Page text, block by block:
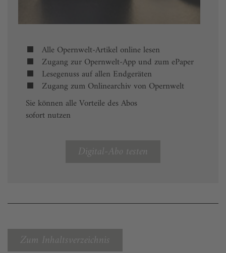
Alle Opernwelt-Artikel online lesen
Zugang zur Opernwelt-App und zum ePaper
Lesegenuss auf allen Endgeräten
Zugang zum Onlinearchiv von Opernwelt
Sie können alle Vorteile des Abos
sofort nutzen
Digital-Abo testen
Zum Inhaltsverzeichnis